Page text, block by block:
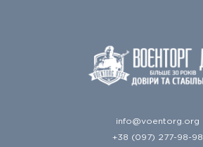
info@voentorg.org
+38 (097) 277-98-98